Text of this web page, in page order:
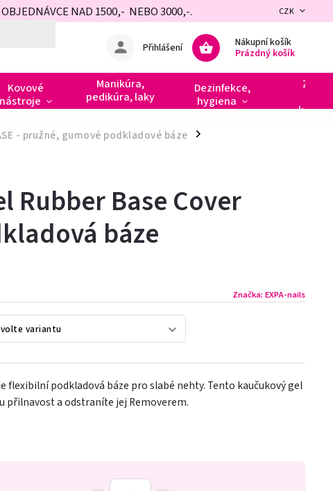
NAD 1500,- NEBO 3000,-. CZK
Nákupní košík
Prázdný košík
Přihlášení
Kovové
nástroje
Manikúra,
pedikúra, laky
Dezinfekce,
hygiena
- pružné, gumové podkladové báze /
Rubber Base Cover
báze
Značka: EXPA-nails
flexibilní podkladová báze pro slabé nehty. Tento kaučukový gel
přilnavost a odstraníte jej Removerem.